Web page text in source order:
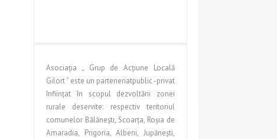
Asociaţia „ Grup de Acţiune Locală
Gilort ” este un parteneriatpublic -privat
înfiinţat în scopul dezvoltării zonei
rurale deservite: respectiv teritoriul
comunelor Bălăneşti, Scoarţa, Roşia de
Amaradia, Prigoria, Albeni, Jupăneşti,